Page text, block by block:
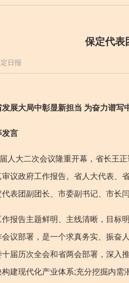
保定代表
日报
大局中彰显新担当 为奋力谱写
言
大二次会议隆重开幕，省长王正
议政府工作报告。省人大代表、
表团副团长、市委副书记、市长
告主题鲜明、主线清晰，目标
议部署，是一个求真务实、振奋
届历次全会和省两会部署，深入
建现代化产业体系;充分挖掘内